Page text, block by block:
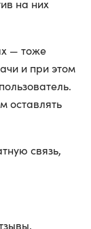
на них
— тоже
и при этом
оставлять
связь,